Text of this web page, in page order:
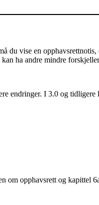
vise en
ha andre mindre
endringer. I 3.0 og tidligere
opphavsrett og kapittel